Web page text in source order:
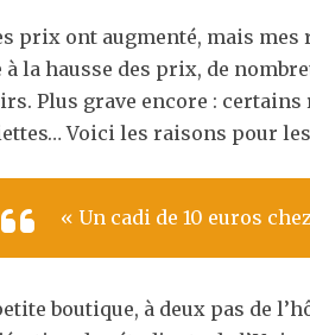
prix ont augmenté, mais mes
à la hausse des prix, de
Plus grave encore :
Voici les raisons pour
« Un cadi de 10 euros
boutique, à deux pas de